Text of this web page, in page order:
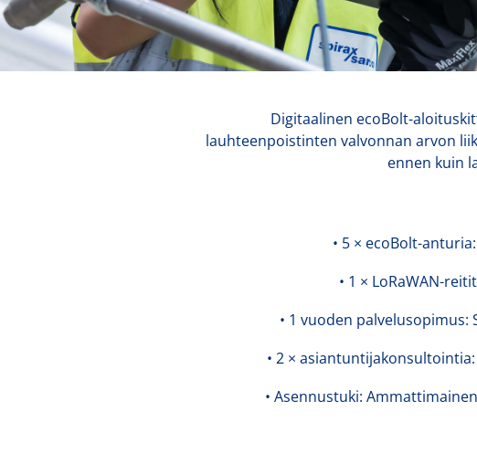
Digitaalinen ecoBolt-
lauhteenpoistinten valvonnan arvon
ennen kuin
• 5 × ecoBolt-
• 1 × LoRaWAN-
• 1 vuoden
• 2 ×
• Asennustuki: